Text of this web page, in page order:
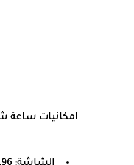
امكانيات ساعة